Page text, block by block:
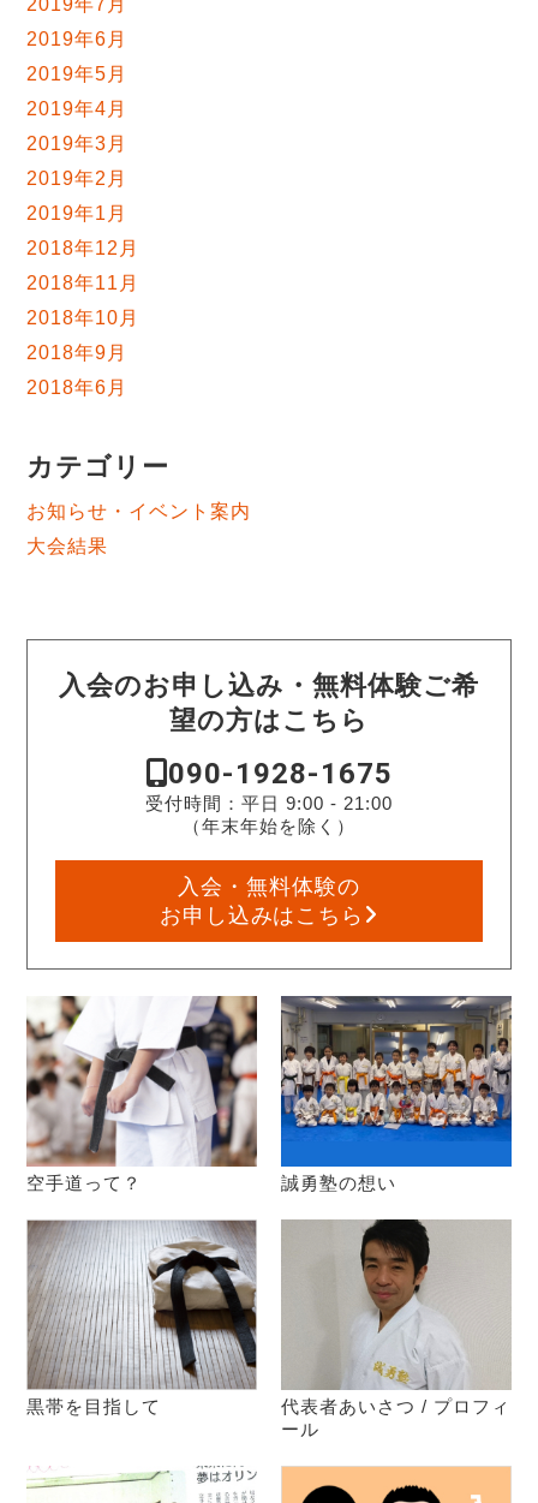
2019年6月
2019年5月
2019年4月
2019年3月
2019年2月
2019年1月
2018年12月
2018年11月
2018年10月
2018年9月
2018年6月
カテゴリー
お知らせ・イベント案内
大会結果
入会のお申し込み・無料体験ご希
望の方はこちら
090-1928-1675
受付時間：平日 9:00 - 21:00
（年末年始を除く）
入会・無料体験の
お申し込みはこちら
空手道って？ 誠勇塾の想い
黒帯を目指して
代表者あいさつ / プロフィ
ール